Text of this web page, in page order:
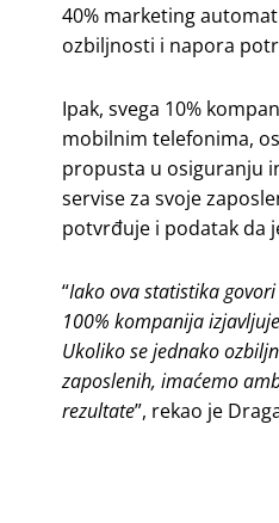
40% marketing
ozbiljnosti i napora
Ipak, svega 10%
mobilnim telefonima,
propusta u osiguranju
servise za svoje
potvrđuje i podatak da
“Iako ova statistika
100% kompanija
Ukoliko se jednako
zaposlenih, imaćemo
rezultate”, rekao je